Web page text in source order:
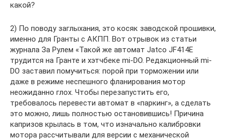
какой?
2) По поводу заглыхания, это косяк заводской прошивки,
именно для Гранты с АКПП. Вот отрывок из статьи
журнала За Рулем «Такой же автомат Jatco JF414E
трудится на Гранте и хэтчбеке mi-DО. Редакционный mi-
DО заставил помучиться: порой при торможении или
даже в режиме неспешного фланирования мотор
неожиданно глох. Чтобы перезапустить его,
требовалось перевести автомат в «паркинг», а сделать
это можно, лишь полностью остановившись! Причина
капризов крылась в том, что изначально калибровки
мотора рассчитывали для версии с механической